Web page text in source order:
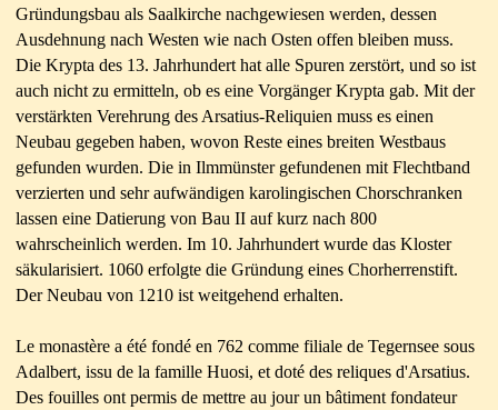
Gründungsbau als Saalkirche nachgewiesen werden, dessen
Ausdehnung nach Westen wie nach Osten offen bleiben muss.
Die Krypta des 13. Jahrhundert hat alle Spuren zerstört, und so ist
auch nicht zu ermitteln, ob es eine Vorgänger Krypta gab. Mit der
verstärkten Verehrung des Arsatius-Reliquien muss es einen
Neubau gegeben haben, wovon Reste eines breiten Westbaus
gefunden wurden. Die in Ilmmünster gefundenen mit Flechtband
verzierten und sehr aufwändigen karolingischen Chorschranken
lassen eine Datierung von Bau II auf kurz nach 800
wahrscheinlich werden. Im 10. Jahrhundert wurde das Kloster
säkularisiert. 1060 erfolgte die Gründung eines Chorherrenstift.
Der Neubau von 1210 ist weitgehend erhalten.
Le monastère a été fondé en 762 comme filiale de Tegernsee sous
Adalbert, issu de la famille Huosi, et doté des reliques d'Arsatius.
Des fouilles ont permis de mettre au jour un bâtiment fondateur